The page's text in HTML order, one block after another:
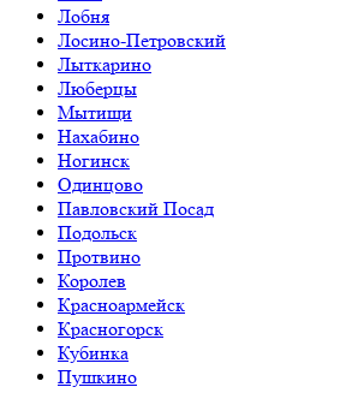
Лобня
Лосино-Петровский
Лыткарино
Люберцы
Мытищи
Нахабино
Ногинск
Одинцово
Павловский Посад
Подольск
Протвино
Королев
Красноармейск
Красногорск
Кубинка
Пушкино